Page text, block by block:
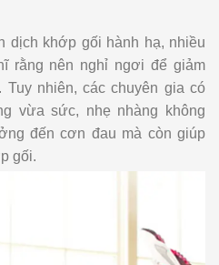
dịch khớp gối hành hạ, nhiều
rằng nên nghỉ ngơi để giảm
nhiên, các chuyên gia có
vừa sức, nhẹ nhàng không
đến cơn đau mà còn giúp
gối.